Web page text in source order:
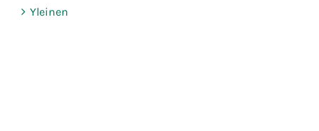
Yleinen